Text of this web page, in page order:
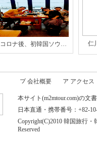
コロナ後、初韓国ソウ… 仁
会社概要 アクセス
本サイト(m2mtour.com)の文
日本直通・携帯番号：+82-
Copyright(C)2010 韓国旅行
Reserved